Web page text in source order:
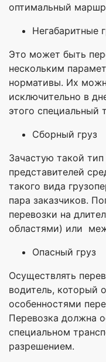
оптимальный
Негабаритные
Это может быть
нескольким
нормативы. Их
исключительно в
этого специальный
Сборный груз
Зачастую такой
представителей
такого вида
пара заказчиков.
перевозки на
областями) или
Опасный груз
Осуществлять
водитель, который
особенностями
Перевозка должна
специальном
разрешением.